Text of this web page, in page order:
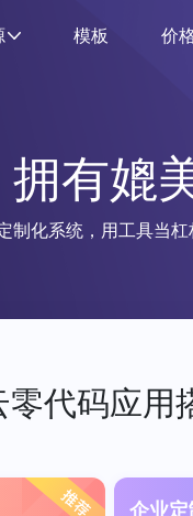
模板 价
有媲
制化系统，用工具当
零代码应用
企业定